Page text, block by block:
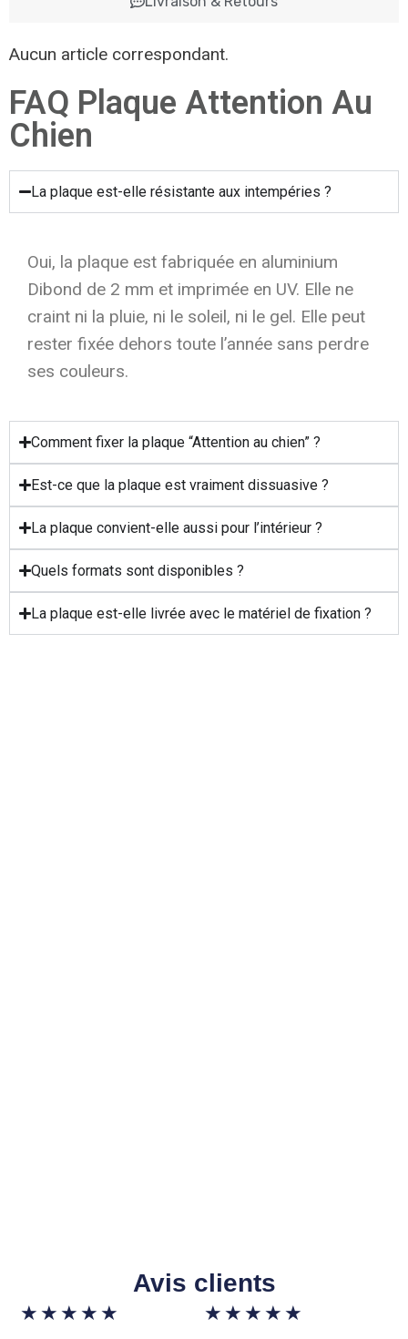
Aucun article correspondant.
FAQ Plaque Attention Au
Chien
La plaque est-elle résistante aux intempéries ?
Oui, la plaque est fabriquée en aluminium
Dibond de 2 mm et imprimée en UV. Elle ne
craint ni la pluie, ni le soleil, ni le gel. Elle peut
rester fixée dehors toute l’année sans perdre
ses couleurs.
Comment fixer la plaque “Attention au chien” ?
Est-ce que la plaque est vraiment dissuasive ?
La plaque convient-elle aussi pour l’intérieur ?
Quels formats sont disponibles ?
La plaque est-elle livrée avec le matériel de fixation ?
Avis clients
★ ★ ★ ★ ★ ★ ★ ★ ★ ★